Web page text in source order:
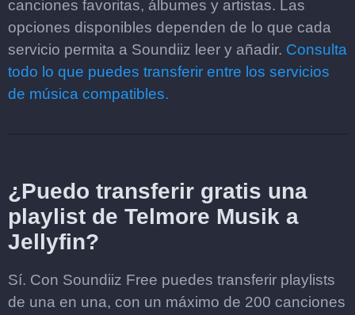
canciones favoritas, álbumes y artistas. Las
opciones disponibles dependen de lo que cada
servicio permita a Soundiiz leer y añadir. Consulta
todo lo que puedes transferir entre los servicios
de música compatibles.
¿Puedo transferir gratis una
playlist de Telmore Musik a
Jellyfin?
Sí. Con Soundiiz Free puedes transferir playlists
de una en una, con un máximo de 200 canciones